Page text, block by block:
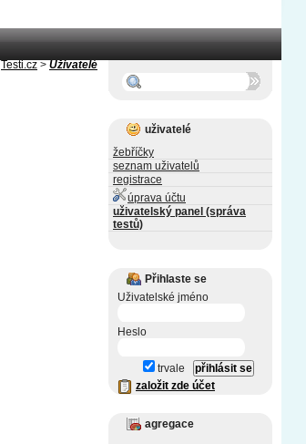
Testi.cz > Uživatelé
uživatelé
žebříčky
seznam uživatelů
registrace
úprava účtu
uživatelský panel (správa
testů)
Přihlaste se
Uživatelské jméno
Heslo
trvale
založit zde účet
agregace